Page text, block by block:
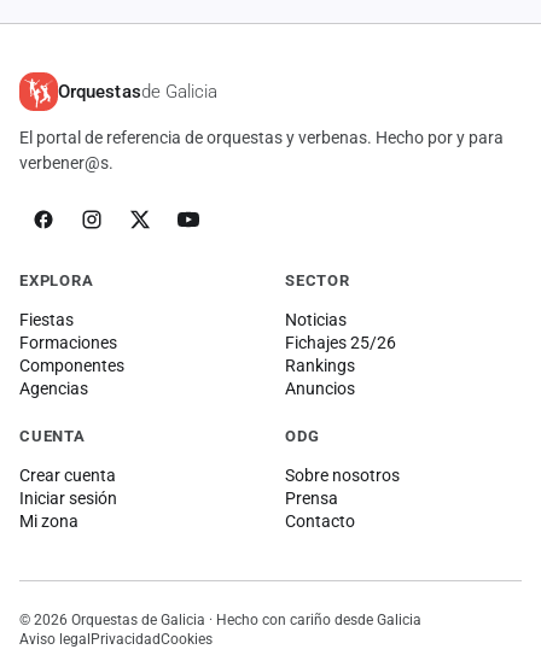
Orquestasde Galicia
El portal de referencia de orquestas y verbenas. Hecho por y para
verbener@s.
EXPLORA
Fiestas
Formaciones
Componentes
Agencias
SECTOR
Noticias
Fichajes 25/26
Rankings
Anuncios
CUENTA
Crear cuenta
Iniciar sesión
Mi zona
ODG
Sobre nosotros
Prensa
Contacto
© 2026 Orquestas de Galicia · Hecho con cariño desde Galicia
Aviso legal PrivacidadCookies